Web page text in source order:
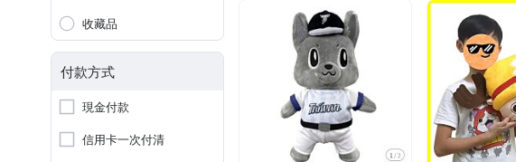
收藏品
付款方式
現金付款
信用卡一次付清